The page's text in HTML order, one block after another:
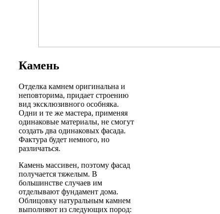
Камень
Отделка камнем оригинальна и
неповторима, придает строению
вид эксклюзивного особняка.
Одни и те же мастера, применяя
одинаковые материалы, не смогут
создать два одинаковых фасада.
Фактура будет немного, но
различаться.
Камень массивен, поэтому фасад
получается тяжелым. В
большинстве случаев им
отделывают фундамент дома.
Облицовку натуральным камнем
выполняют из следующих пород: